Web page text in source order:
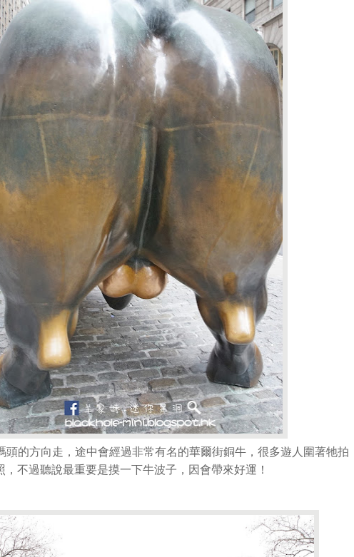
頭的方向走，途中會經過非常有名的華爾街銅牛，很多遊人圍著牠拍
，不過聽說最重要是摸一下牛波子，因會帶來好運！